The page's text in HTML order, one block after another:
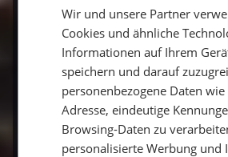
Mitsegelnin denschönsten
Wir und unsere Partner
Cookies und ähnliche
Informationen auf Ihrem
speichern und darauf
personenbezogene Daten wie
Adresse, eindeutige
Browsing-Daten zu
personalisierte Werbung und